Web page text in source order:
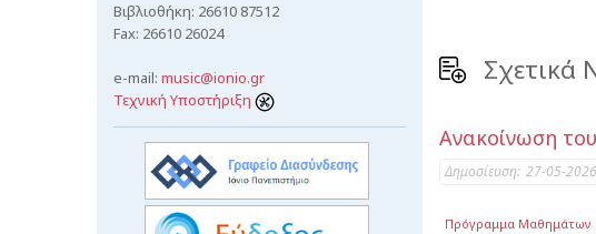
Σχετικά
Ανακοίνωση
Δημοσίευση: 27-05-
Πρόγραμμα Μαθημάτων
Βιβλιοθήκη: 26610 87512
Fax: 26610 26024
e-mail: music@ionio.gr
Τεχνική Υποστήριξη